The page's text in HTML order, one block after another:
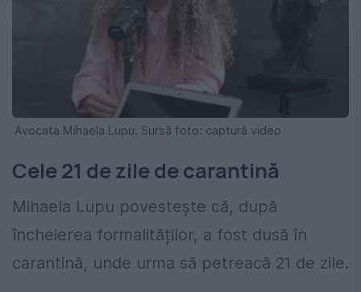
Avocata Mihaela Lupu. Sursă foto: captură video
Cele 21 de zile de carantină
Mihaela Lupu povestește că, după
încheierea formalităților, a fost dusă în
carantină, unde urma să petreacă 21 de zile.